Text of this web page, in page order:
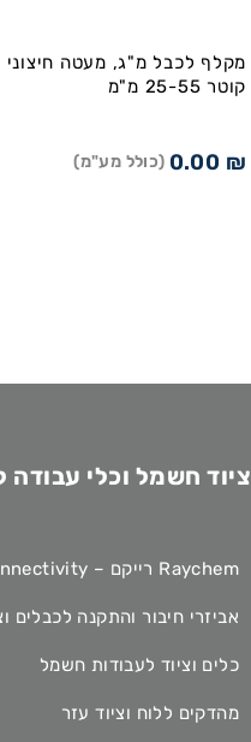
מקלף לכבל מ"ג, מעטה חיצוני
קוטר 25-55 מ"מ
0.00 ₪ (כולל מע"מ)
ציוד חשמל וכלי
Raychem רייקם – TE Connectivity
אביזרי חיבור והתקנה לכבלים
כלים וציוד לעבודות חשמל
מהדקים ללוח וציוד עזר